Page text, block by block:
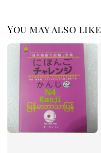
You may also like